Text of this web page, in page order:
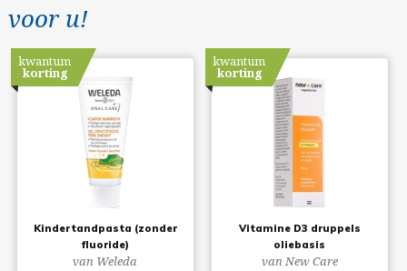
voor u!
Kindertandpasta (zonder
fluoride)
van Weleda
kwantum
korting
Vitamine D3 druppels
oliebasis
van New Care
kwantum
korting